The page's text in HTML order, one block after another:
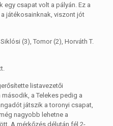
egy csapat volt a pályán. Ez a
játékosainknak, viszont jót
(3), Tomor (2), Horváth T.
listavezetői
a Telekes pedig a
játszik a toronyi csapat,
nagyobb lehetne a
A mérkőzés délután fél 2-